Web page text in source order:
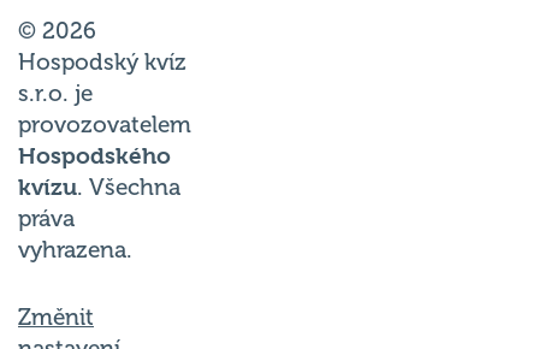
© 2026
Hospodský kvíz
s.r.o. je
provozovatelem
Hospodského
kvízu. Všechna
práva
vyhrazena.
Změnit